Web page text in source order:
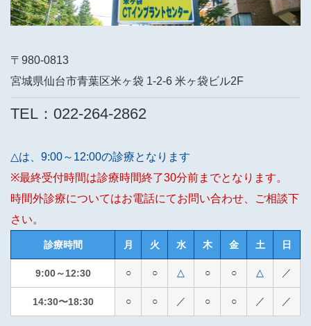
〒980-0813
宮城県仙台市青葉区米ヶ袋 1-2-6 米ヶ袋ビル2F
TEL：022-264-2862
△は、9:00～12:00の診療となります
※最終受付時間は診療時間終了30分前までとなります。
時間外診療についてはお電話にてお問い合わせ、ご相談下
さい。
診療時間 月 火 水 木 金 土 日
9:00～12:30 ○ ○ △ ○ ○ △ ／
14:30〜18:30 ○ ○ ／ ○ ○ ／ ／